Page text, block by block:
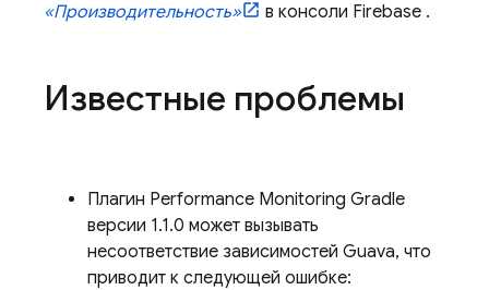
«Производительность»
в консоли Firebase .
Известные проблемы
Плагин Performance Monitoring Gradle
версии 1.1.0 может вызывать
несоответствие зависимостей Guava, что
приводит к следующей ошибке: